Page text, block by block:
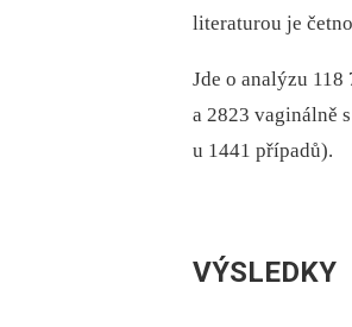
literaturou je
Jde o analýzu
a 2823 vaginálně
u 1441 případů).
VÝSLEDKY